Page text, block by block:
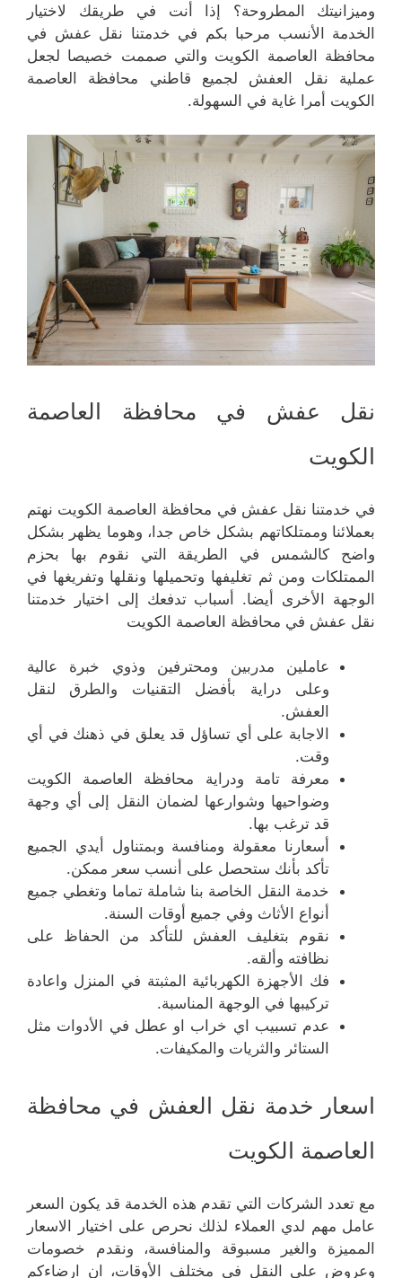
وميزانيتك المطروحة؟ إذا أنت في طريقك لاختيار
الخدمة الأنسب مرحبا بكم في خدمتنا نقل عفش في
محافظة العاصمة الكويت والتي صممت خصيصا لجعل
عملية نقل العفش لجميع قاطني محافظة العاصمة
الكويت أمرا غاية في السهولة.
نقل عفش في محافظة العاصمة
الكويت
في خدمتنا نقل عفش في محافظة العاصمة الكويت نهتم
بعملائنا وممتلكاتهم بشكل خاص جدا، وهوما يظهر بشكل
واضح كالشمس في الطريقة التي نقوم بها بحزم
الممتلكات ومن ثم تغليفها وتحميلها ونقلها وتفريغها في
الوجهة الأخرى أيضا. أسباب تدفعك إلى اختيار خدمتنا
نقل عفش في محافظة العاصمة الكويت
عاملين مدربين ومحترفين وذوي خبرة عالية
وعلى دراية بأفضل التقنيات والطرق لنقل
العفش.
الاجابة على أي تساؤل قد يعلق في ذهنك في أي
وقت.
معرفة تامة ودراية محافظة العاصمة الكويت
وضواحيها وشوارعها لضمان النقل إلى أي وجهة
قد ترغب بها.
أسعارنا معقولة ومنافسة وبمتناول أيدي الجميع
تأكد بأنك ستحصل على أنسب سعر ممكن.
خدمة النقل الخاصة بنا شاملة تماما وتغطي جميع
أنواع الأثاث وفي جميع أوقات السنة.
نقوم بتغليف العفش للتأكد من الحفاظ على
نظافته وألقه.
فك الأجهزة الكهربائية المثبتة في المنزل واعادة
تركيبها في الوجهة المناسبة.
عدم تسبيب اي خراب او عطل في الأدوات مثل
الستائر والثريات والمكيفات.
اسعار خدمة نقل العفش في محافظة
العاصمة الكويت
مع تعدد الشركات التي تقدم هذه الخدمة قد يكون السعر
عامل مهم لدي العملاء لذلك نحرص على اختيار الاسعار
المميزة والغير مسبوقة والمنافسة، ونقدم خصومات
وعروض على النقل في مختلف الأوقات، ان ارضاءكم